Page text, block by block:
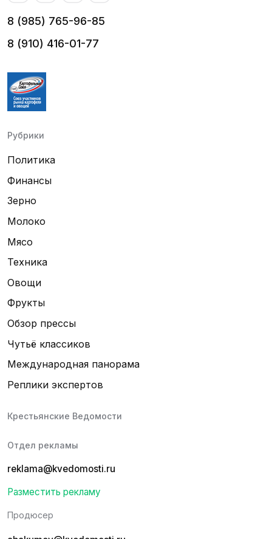
8 (985) 765-96-85
8 (910) 416-01-77
Рубрики
Политика
Финансы
Зерно
Молоко
Мясо
Техника
Овощи
Фрукты
Обзор прессы
Чутьё классиков
Международная панорама
Реплики экспертов
Крестьянские Ведомости
Отдел рекламы
reklama@kvedomosti.ru
Разместить рекламу
Продюсер